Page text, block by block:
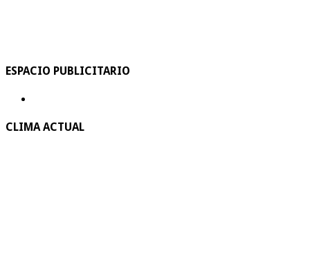
ESPACIO PUBLICITARIO
CLIMA ACTUAL